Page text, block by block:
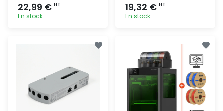
22,99 € HT
En stock
19,32 € HT
En stock